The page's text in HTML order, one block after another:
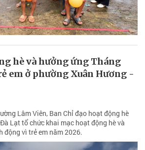
hè và hưởng ứng Tháng
em ở phường Xuân Hương -
Lâm Viên, Ban Chỉ đạo hoạt động hè
Lạt tổ chức khai mạc hoạt động hè và
động vì trẻ em năm 2026.